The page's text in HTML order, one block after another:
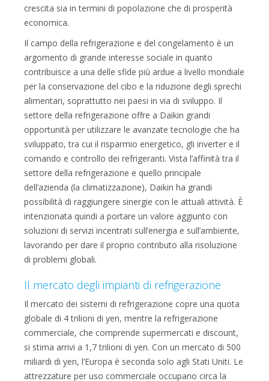
crescita sia in termini di popolazione che di prosperità
economica.
Il campo della refrigerazione e del congelamento è un
argomento di grande interesse sociale in quanto
contribuisce a una delle sfide più ardue a livello mondiale
per la conservazione del cibo e la riduzione degli sprechi
alimentari, soprattutto nei paesi in via di sviluppo. Il
settore della refrigerazione offre a Daikin grandi
opportunità per utilizzare le avanzate tecnologie che ha
sviluppato, tra cui il risparmio energetico, gli inverter e il
comando e controllo dei refrigeranti. Vista l’affinità tra il
settore della refrigerazione e quello principale
dell’azienda (la climatizzazione), Daikin ha grandi
possibilità di raggiungere sinergie con le attuali attività. È
intenzionata quindi a portare un valore aggiunto con
soluzioni di servizi incentrati sull’energia e sull’ambiente,
lavorando per dare il proprio contributo alla risoluzione
di problemi globali.
Il mercato degli impianti di refrigerazione
Il mercato dei sistemi di refrigerazione copre una quota
globale di 4 trilioni di yen, mentre la refrigerazione
commerciale, che comprende supermercati e discount,
si stima arrivi a 1,7 trilioni di yen. Con un mercato di 500
miliardi di yen, l’Europa è seconda solo agli Stati Uniti. Le
attrezzature per uso commerciale occupano circa la